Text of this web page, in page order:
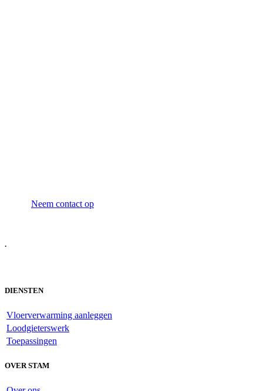
Neem contact op
.
DIENSTEN
Vloerverwarming aanleggen
Loodgieterswerk
Toepassingen
OVER STAM